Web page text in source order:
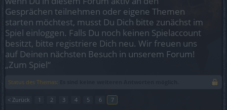
Gesprächen teilnehmen oder eigene Themen
starten möchtest, musst Du Dich bitte zunächst im
Spiel einloggen. Falls Du noch keinen Spielaccount
besitzt, bitte registriere Dich neu. Wir freuen uns
auf Deinen nächsten Besuch in unserem Forum!
„Zum Spiel“
Status des Themas:
< Zurück 1 2 3 4 5 6 7